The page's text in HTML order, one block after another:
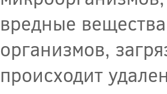
вредные
организмов,
происходит